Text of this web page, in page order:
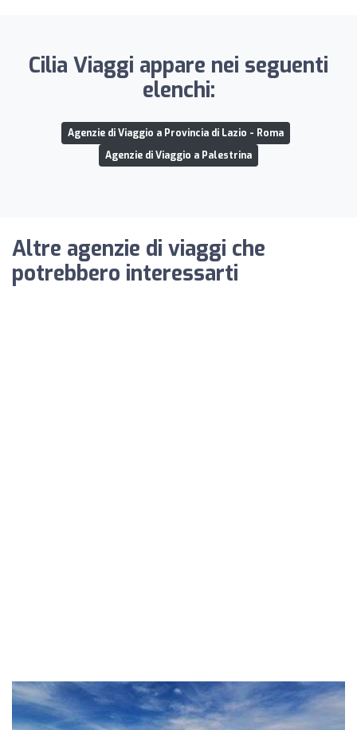
Cilia Viaggi appare nei seguenti
elenchi:
Agenzie di Viaggio a Provincia di Lazio - Roma
Agenzie di Viaggio a Palestrina
Altre agenzie di viaggi che
potrebbero interessarti